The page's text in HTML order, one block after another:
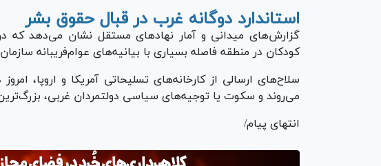
استاندارد دوگانه غرب در قبال حقوق بشر
گزارش‌های میدانی و آمار نهاد‌های مستقل نشان می‌دهد که
کودکان در منطقه فاصله بسیاری با بیانیه‌های عوام‌فریبانه
سلاح‌های ارسالی از کارخانه‌های تسلیحاتی آمریکا و اروپا،
می‌روند و سکوت یا توجیه‌های سیاسی دولتمردان غربی،
انتهای پیام/